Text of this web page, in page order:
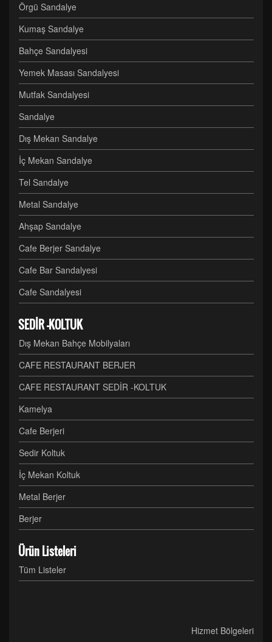
Örgü Sandalye
Kumaş Sandalye
Bahçe Sandalyesi
Yemek Masası Sandalyesi
Mutfak Sandalyesi
Sandalye
Dış Mekan Sandalye
İç Mekan Sandalye
Tel Sandalye
Metal Sandalye
Ahşap Sandalye
Cafe Berjer Sandalye
Cafe Bar Sandalyesi
Cafe Sandalyesi
SEDİR -KOLTUK
Dış Mekan Bahçe Mobilyaları
CAFE RESTAURANT BERJER
CAFE RESTAURANT SEDİR -KOLTUK
Kamelya
Cafe Berjeri
Sedir Koltuk
İç Mekan Koltuk
Metal Berjer
Berjer
Ürün Listeleri
Tüm Listeler
Hizmet Bölgeleri